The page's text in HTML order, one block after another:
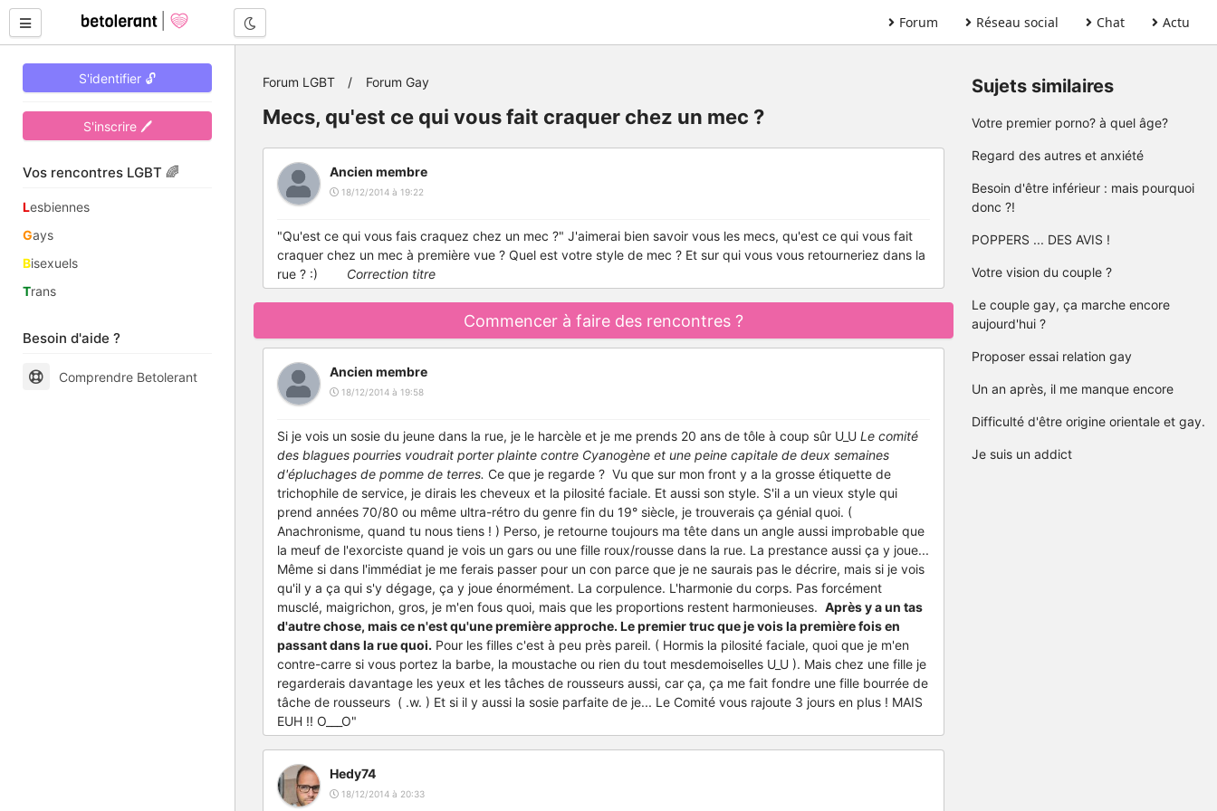
Forum Réseau social Chat Actu
S'identifier 🔓
S'inscrire 🖊
Vos rencontres LGBT 🌈
Lesbiennes
Gays
Bisexuels
Trans
Besoin d'aide ?
Comprendre Betolerant
Forum LGBT Forum Gay
Mecs, qu'est ce qui vous fait craquer chez un mec ?
Ancien membre
18/12/2014 à 19:22
"Qu'est ce qui vous fais craquez chez un mec ?" J'aimerai bien savoir vous les mecs, qu'est ce qui vous fait
craquer chez un mec à première vue ? Quel est votre style de mec ? Et sur qui vous vous retourneriez dans la
rue ? :) Correction titre
Commencer à faire des rencontres ?
Ancien membre
18/12/2014 à 19:58
Si je vois un sosie du jeune dans la rue, je le harcèle et je me prends 20 ans de tôle à coup sûr U_U Le comité
des blagues pourries voudrait porter plainte contre Cyanogène et une peine capitale de deux semaines
d'épluchages de pomme de terres. Ce que je regarde ? Vu que sur mon front y a la grosse étiquette de
trichophile de service, je dirais les cheveux et la pilosité faciale. Et aussi son style. S'il a un vieux style qui
prend années 70/80 ou même ultra-rétro du genre fin du 19° siècle, je trouverais ça génial quoi. (
Anachronisme, quand tu nous tiens ! ) Perso, je retourne toujours ma tête dans un angle aussi improbable que
la meuf de l'exorciste quand je vois un gars ou une fille roux/rousse dans la rue. La prestance aussi ça y joue...
Même si dans l'immédiat je me ferais passer pour un con parce que je ne saurais pas le décrire, mais si je vois
qu'il y a ça qui s'y dégage, ça y joue énormément. La corpulence. L'harmonie du corps. Pas forcément
musclé, maigrichon, gros, je m'en fous quoi, mais que les proportions restent harmonieuses. Après y a un tas
d'autre chose, mais ce n'est qu'une première approche. Le premier truc que je vois la première fois en
passant dans la rue quoi. Pour les filles c'est à peu près pareil. ( Hormis la pilosité faciale, quoi que je m'en
contre-carre si vous portez la barbe, la moustache ou rien du tout mesdemoiselles U_U ). Mais chez une fille je
regarderais davantage les yeux et les tâches de rousseurs aussi, car ça, ça me fait fondre une fille bourrée de
tâche de rousseurs ( .w. ) Et si il y aussi la sosie parfaite de je... Le Comité vous rajoute 3 jours en plus ! MAIS
EUH !! O___O"
Hedy74
18/12/2014 à 20:33
Sujets similaires
Votre premier porno? à quel âge?
Regard des autres et anxiété
Besoin d'être inférieur : mais pourquoi
donc ?!
POPPERS ... DES AVIS !
Votre vision du couple ?
Le couple gay, ça marche encore
aujourd'hui ?
Proposer essai relation gay
Un an après, il me manque encore
Difficulté d'être origine orientale et gay.
Je suis un addict